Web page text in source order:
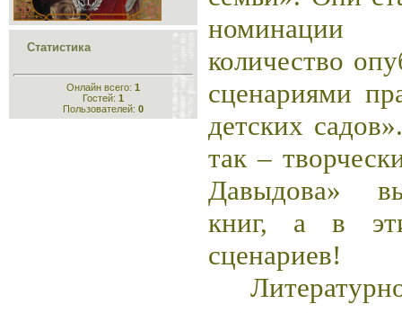
Статистика
Онлайн всего: 1
Гостей: 1
Пользователей: 0
номинации
количество
сценариями
детских
так –
Давыдова»
книг, а в
сценариев!